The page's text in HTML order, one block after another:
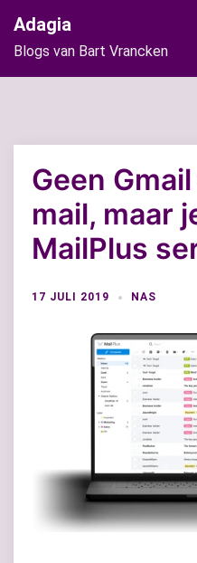
naar
de
inhoud
Adagia
Blogs van Bart Vrancken
Geen
mail, maar
MailPlus
17 JULI 2019 NAS